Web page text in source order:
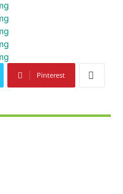
Pinterest